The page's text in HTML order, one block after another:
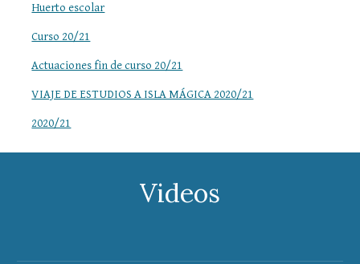
Huerto escolar
Curso 20/21
Actuaciones fin de curso 20/21
VIAJE DE ESTUDIOS A ISLA MÁGICA 2020/21
2020/21
Videos